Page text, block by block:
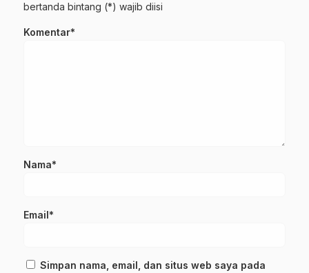
bertanda bintang (*) wajib diisi
Komentar*
Nama*
Email*
Simpan nama, email, dan situs web saya pada